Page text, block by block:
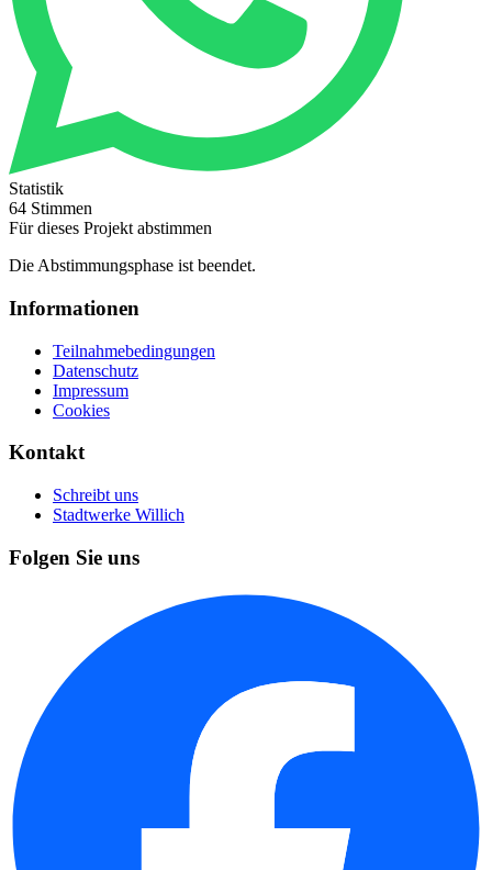
Statistik
64 Stimmen
Für dieses Projekt abstimmen
Die Abstimmungsphase ist beendet.
Informationen
Teilnahmebedingungen
Datenschutz
Impressum
Cookies
Kontakt
Schreibt uns
Stadtwerke Willich
Folgen Sie uns